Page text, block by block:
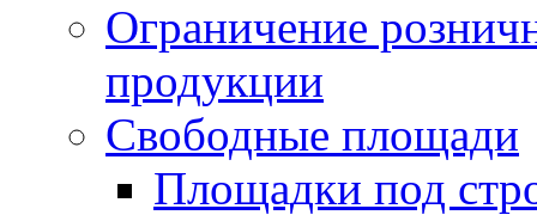
Ограничение
продукции
Свободные площади
Площадки под